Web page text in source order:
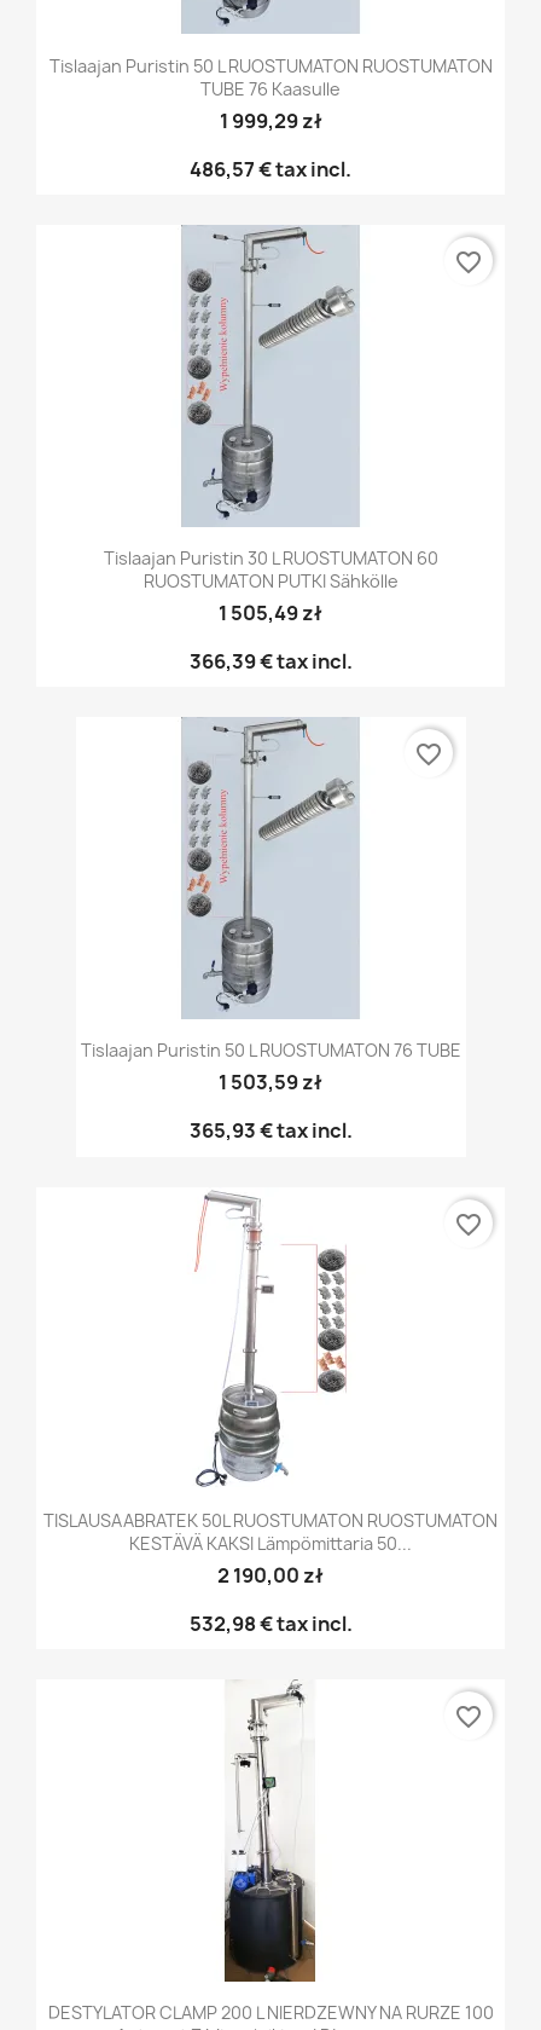
Tislaajan Puristin 50 L RUOSTUMATON RUOSTUMATON
TUBE 76 Kaasulle
1 999,29 zł
486,57 €tax incl.
Tislaajan Puristin 30 L RUOSTUMATON 60
RUOSTUMATON PUTKI Sähkölle
1 505,49 zł
366,39 €tax incl.
favorite_border
Tislaajan Puristin 50 L RUOSTUMATON 76 TUBE
1 503,59 zł
365,93 €tax incl.
favorite_border
TISLAUSAABRATEK 50L RUOSTUMATON RUOSTUMATON
KESTÄVÄ KAKSI Lämpömittaria 50...
2 190,00 zł
532,98 €tax incl.
favorite_border
DESTYLATOR CLAMP 200 L NIERDZEWNY NA RURZE 100
favorite_border